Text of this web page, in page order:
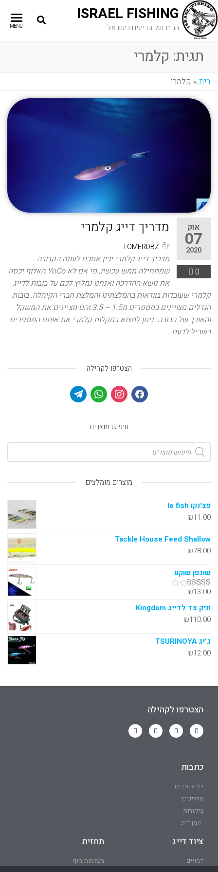
ISRAEL FISHING
הבית של הדייגים בישראל MENU
תגית: קלמרי
בית» קלמרי
אוק
07
2020
0
מדריך דייג קלמרי
By
TOMERDBZ
מדריך דייג קלמרי יכין אתכם לעונה הקרובה
שמתחילה ממש עכשיו, מי אם לא YoCo האלוף יכסה
את נושא ההדרכה ואנחנו נמליץ לכם על בובות לדייג
קלמרי שעובדות בוודאות בהמלצתינו והמלצת חברי הקיהלה. בובות
הגדלים מצויינים במספרים מ1.5 – 3.5 והם מציינים את המשקל
והאורך של הבובה. ניתן למצוא במקלות קלמרי את אותם המספרים
בשביל לדעת…
הצטרפו לקהילה
חיפוש מוצרים
מוצרים מומלצים
פצ'נקו le fish
₪11.00
Tackle House Feed Shallow
₪78.00
שוגפן שוקע
דורג5.00
₪13.00
תיק צד לדייג Kingdom
₪110.00
ג'יג TSURINOYA
₪12.00
הצטרפו לקהילה
כתבות
כל הכתבות
מדריכים
ביקורות
יומן דייג
ציוד דייג
דמויים
תחזית
מצלמות חוף